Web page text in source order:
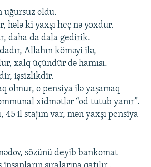
uğursuz oldu.
hələ ki yaxşı heç nə yoxdur.
daha da dala gedirik.
Allahın köməyi ilə,
xalq üçündür də hamısı.
işsizlikdir.
olmur, o pensiya ilə yaşamaq
xidmətlər “od tutub yanır”.
45 il stajım var, mən yaxşı pensiya
sözünü deyib bankomat